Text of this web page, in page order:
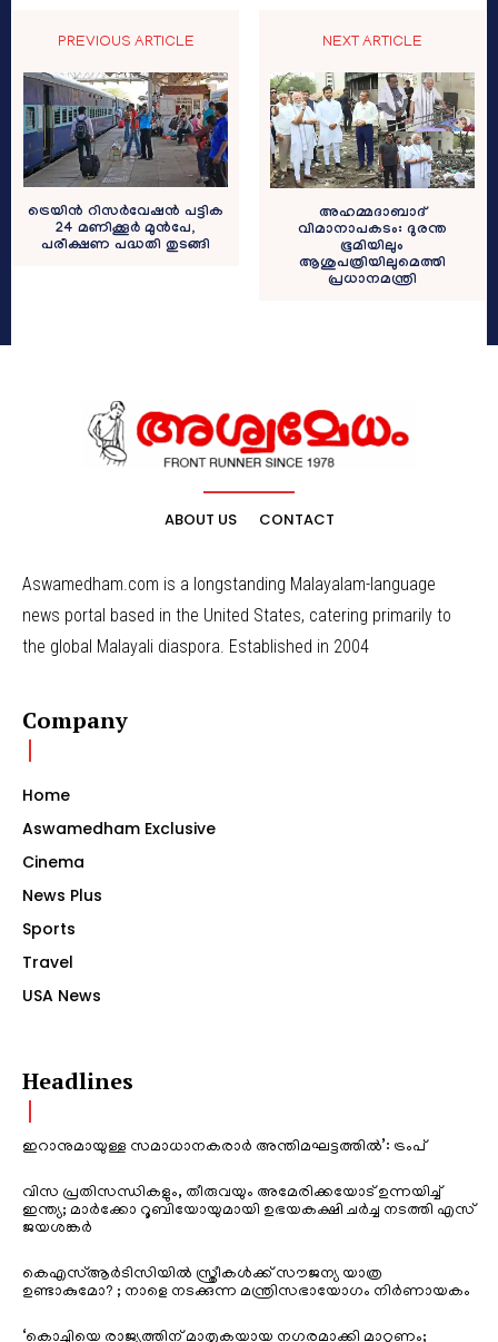
PREVIOUS ARTICLE
ട്രെയിൻ റിസർവേഷൻ പട്ടിക
24 മണിക്കൂർ മുൻപേ,
പരീക്ഷണ പദ്ധതി തുടങ്ങി
NEXT ARTICLE
അഹമ്മദാബാദ്
വിമാനാപകടം: ദുരന്ത
ഭൂമിയിലും
ആശുപത്രിയിലുമെത്തി
പ്രധാനമന്ത്രി
ABOUT US CONTACT
Aswamedham.com is a longstanding Malayalam-language
news portal based in the United States, catering primarily to
the global Malayali diaspora. Established in 2004
Company
Home
Aswamedham Exclusive
Cinema
News Plus
Sports
Travel
USA News
Headlines
ഇറാനുമായുള്ള സമാധാനകരാർ അന്തിമഘട്ടത്തിൽ‌’: ട്രംപ്
വിസ പ്രതിസന്ധികളും, തീരുവയും അമേരിക്കയോട് ഉന്നയിച്ച്
ഇന്ത്യ; മാർക്കോ റൂബിയോയുമായി ഉഭയകക്ഷി ചർച്ച നടത്തി എസ്
ജയശങ്കർ
കെഎസ്ആർടിസിയിൽ സ്ത്രീകൾക്ക് സൗജന്യ യാത്ര
ഉണ്ടാകുമോ? ; നാളെ നടക്കുന്ന മന്ത്രിസഭായോഗം നിർണായകം
‘കൊച്ചിയെ രാജ്യത്തിന് മാതൃകയായ നഗരമാക്കി മാറ്റണം;